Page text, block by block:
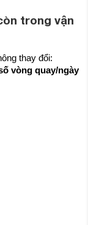
trong vận
thay đổi:
vòng quay/ngày